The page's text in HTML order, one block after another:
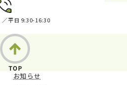
／平日 9:30-16:30
お知らせ